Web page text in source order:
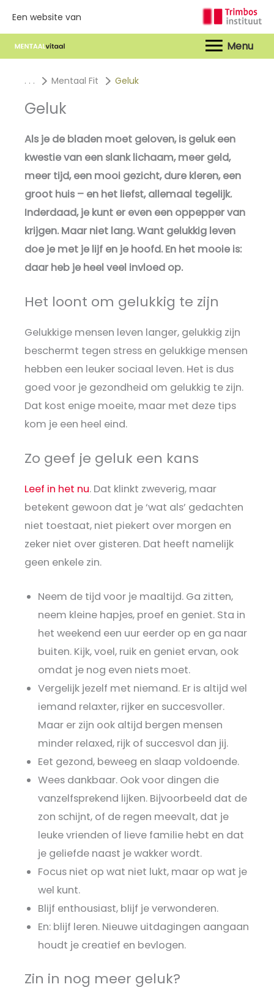
Een website van
. . . Mentaal Fit Geluk
Geluk
Als je de bladen moet geloven, is geluk een
kwestie van een slank lichaam, meer geld,
meer tijd, een mooi gezicht, dure kleren, een
groot huis – en het liefst, allemaal tegelijk.
Inderdaad, je kunt er even een oppepper van
krijgen. Maar niet lang. Want gelukkig leven
doe je met je lijf en je hoofd. En het mooie is:
daar heb je heel veel invloed op.
Het loont om gelukkig te zijn
Gelukkige mensen leven langer, gelukkig zijn
beschermt tegen stress en gelukkige mensen
hebben een leuker sociaal leven. Het is dus
goed voor je gezondheid om gelukkig te zijn.
Dat kost enige moeite, maar met deze tips
kom je een heel eind.
Zo geef je geluk een kans
Leef in het nu. Dat klinkt zweverig, maar
betekent gewoon dat je ‘wat als’ gedachten
niet toestaat, niet piekert over morgen en
zeker niet over gisteren. Dat heeft namelijk
geen enkele zin.
Neem de tijd voor je maaltijd. Ga zitten,
neem kleine hapjes, proef en geniet. Sta in
het weekend een uur eerder op en ga naar
buiten. Kijk, voel, ruik en geniet ervan, ook
omdat je nog even niets moet.
Vergelijk jezelf met niemand. Er is altijd wel
iemand relaxter, rijker en succesvoller.
Maar er zijn ook altijd bergen mensen
minder relaxed, rijk of succesvol dan jij.
Eet gezond, beweeg en slaap voldoende.
Wees dankbaar. Ook voor dingen die
vanzelfsprekend lijken. Bijvoorbeeld dat de
zon schijnt, of de regen meevalt, dat je
leuke vrienden of lieve familie hebt en dat
je geliefde naast je wakker wordt.
Focus niet op wat niet lukt, maar op wat je
wel kunt.
Blijf enthousiast, blijf je verwonderen.
En: blijf leren. Nieuwe uitdagingen aangaan
houdt je creatief en bevlogen.
Zin in nog meer geluk?